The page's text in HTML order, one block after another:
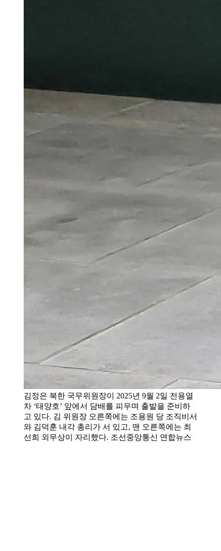
김정은 북한 국무위원장이 2025년 9월 2일 전용열
차 ‘태양호’ 앞에서 담배를 피우며 출발을 준비하
고 있다. 김 위원장 오른쪽에는 조용원 당 조직비서
와 김덕훈 내각 총리가 서 있고, 맨 오른쪽에는 최
선희 외무상이 자리했다. 조선중앙통신 연합뉴스